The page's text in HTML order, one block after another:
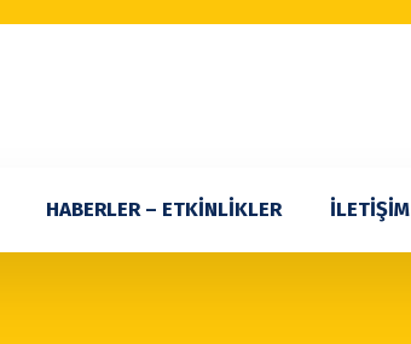
HABERLER – ETKİNLİKLER İLETİŞİM